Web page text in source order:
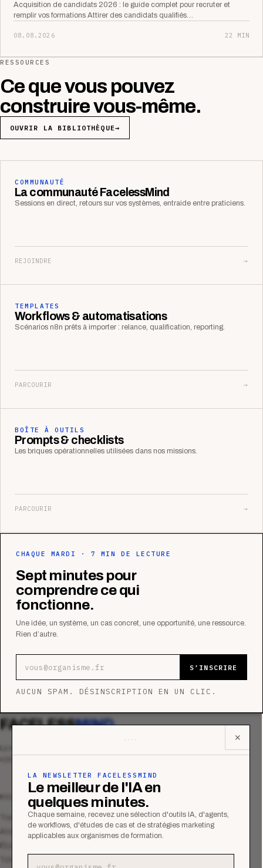
Acquisition de candidats 2026 : le guide complet pour recruter et
remplir vos formations Attirer des candidats qualifiés…
08.08.2026 22 MIN
RESSOURCES
Ce que vous pouvez
construire vous-même.
OUVRIR LA BIBLIOTHÈQUE→
COMMUNAUTÉ
La communauté FacelessMind
Sessions en direct, retours sur vos systèmes, entraide entre praticiens.
REJOINDRE →
TEMPLATES
Workflows & automatisations
Scénarios n8n prêts à importer : relance, qualification, reporting.
PARCOURIR →
BOÎTE À OUTILS
Prompts & checklists
Les briques opérationnelles utilisées dans nos missions.
PARCOURIR →
CHAQUE MARDI · 7 MIN DE LECTURE
Sept minutes pour
comprendre ce qui
fonctionne.
Une idée, un système, un cas concret, une opportunité, une ressource.
Rien d’autre.
S’INSCRIRE
AUCUN SPAM. DÉSINSCRIPTION EN UN CLIC.
✕
LA NEWSLETTER FACELESSMIND
Le meilleur de l'IA en
quelques minutes.
Chaque semaine, recevez une sélection d'outils IA, d'agents,
de workflows, d'études de cas et de stratégies marketing
applicables aux organismes de formation.
FACELESSMIND
commerciale des organismes de formation.
MAGAZINE
Tous les articles
Analyses
Tutoriels